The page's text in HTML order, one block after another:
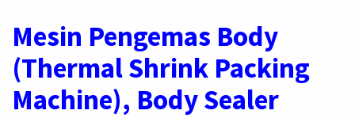
Mesin Pengemas Body
(Thermal Shrink Packing
Machine), Body Sealer